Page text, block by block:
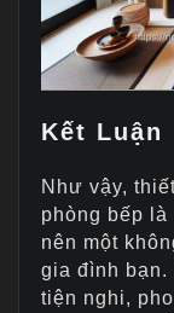
Kết Luận
Như vậy,
phòng bếp
nên một
gia đình
tiện nghi,